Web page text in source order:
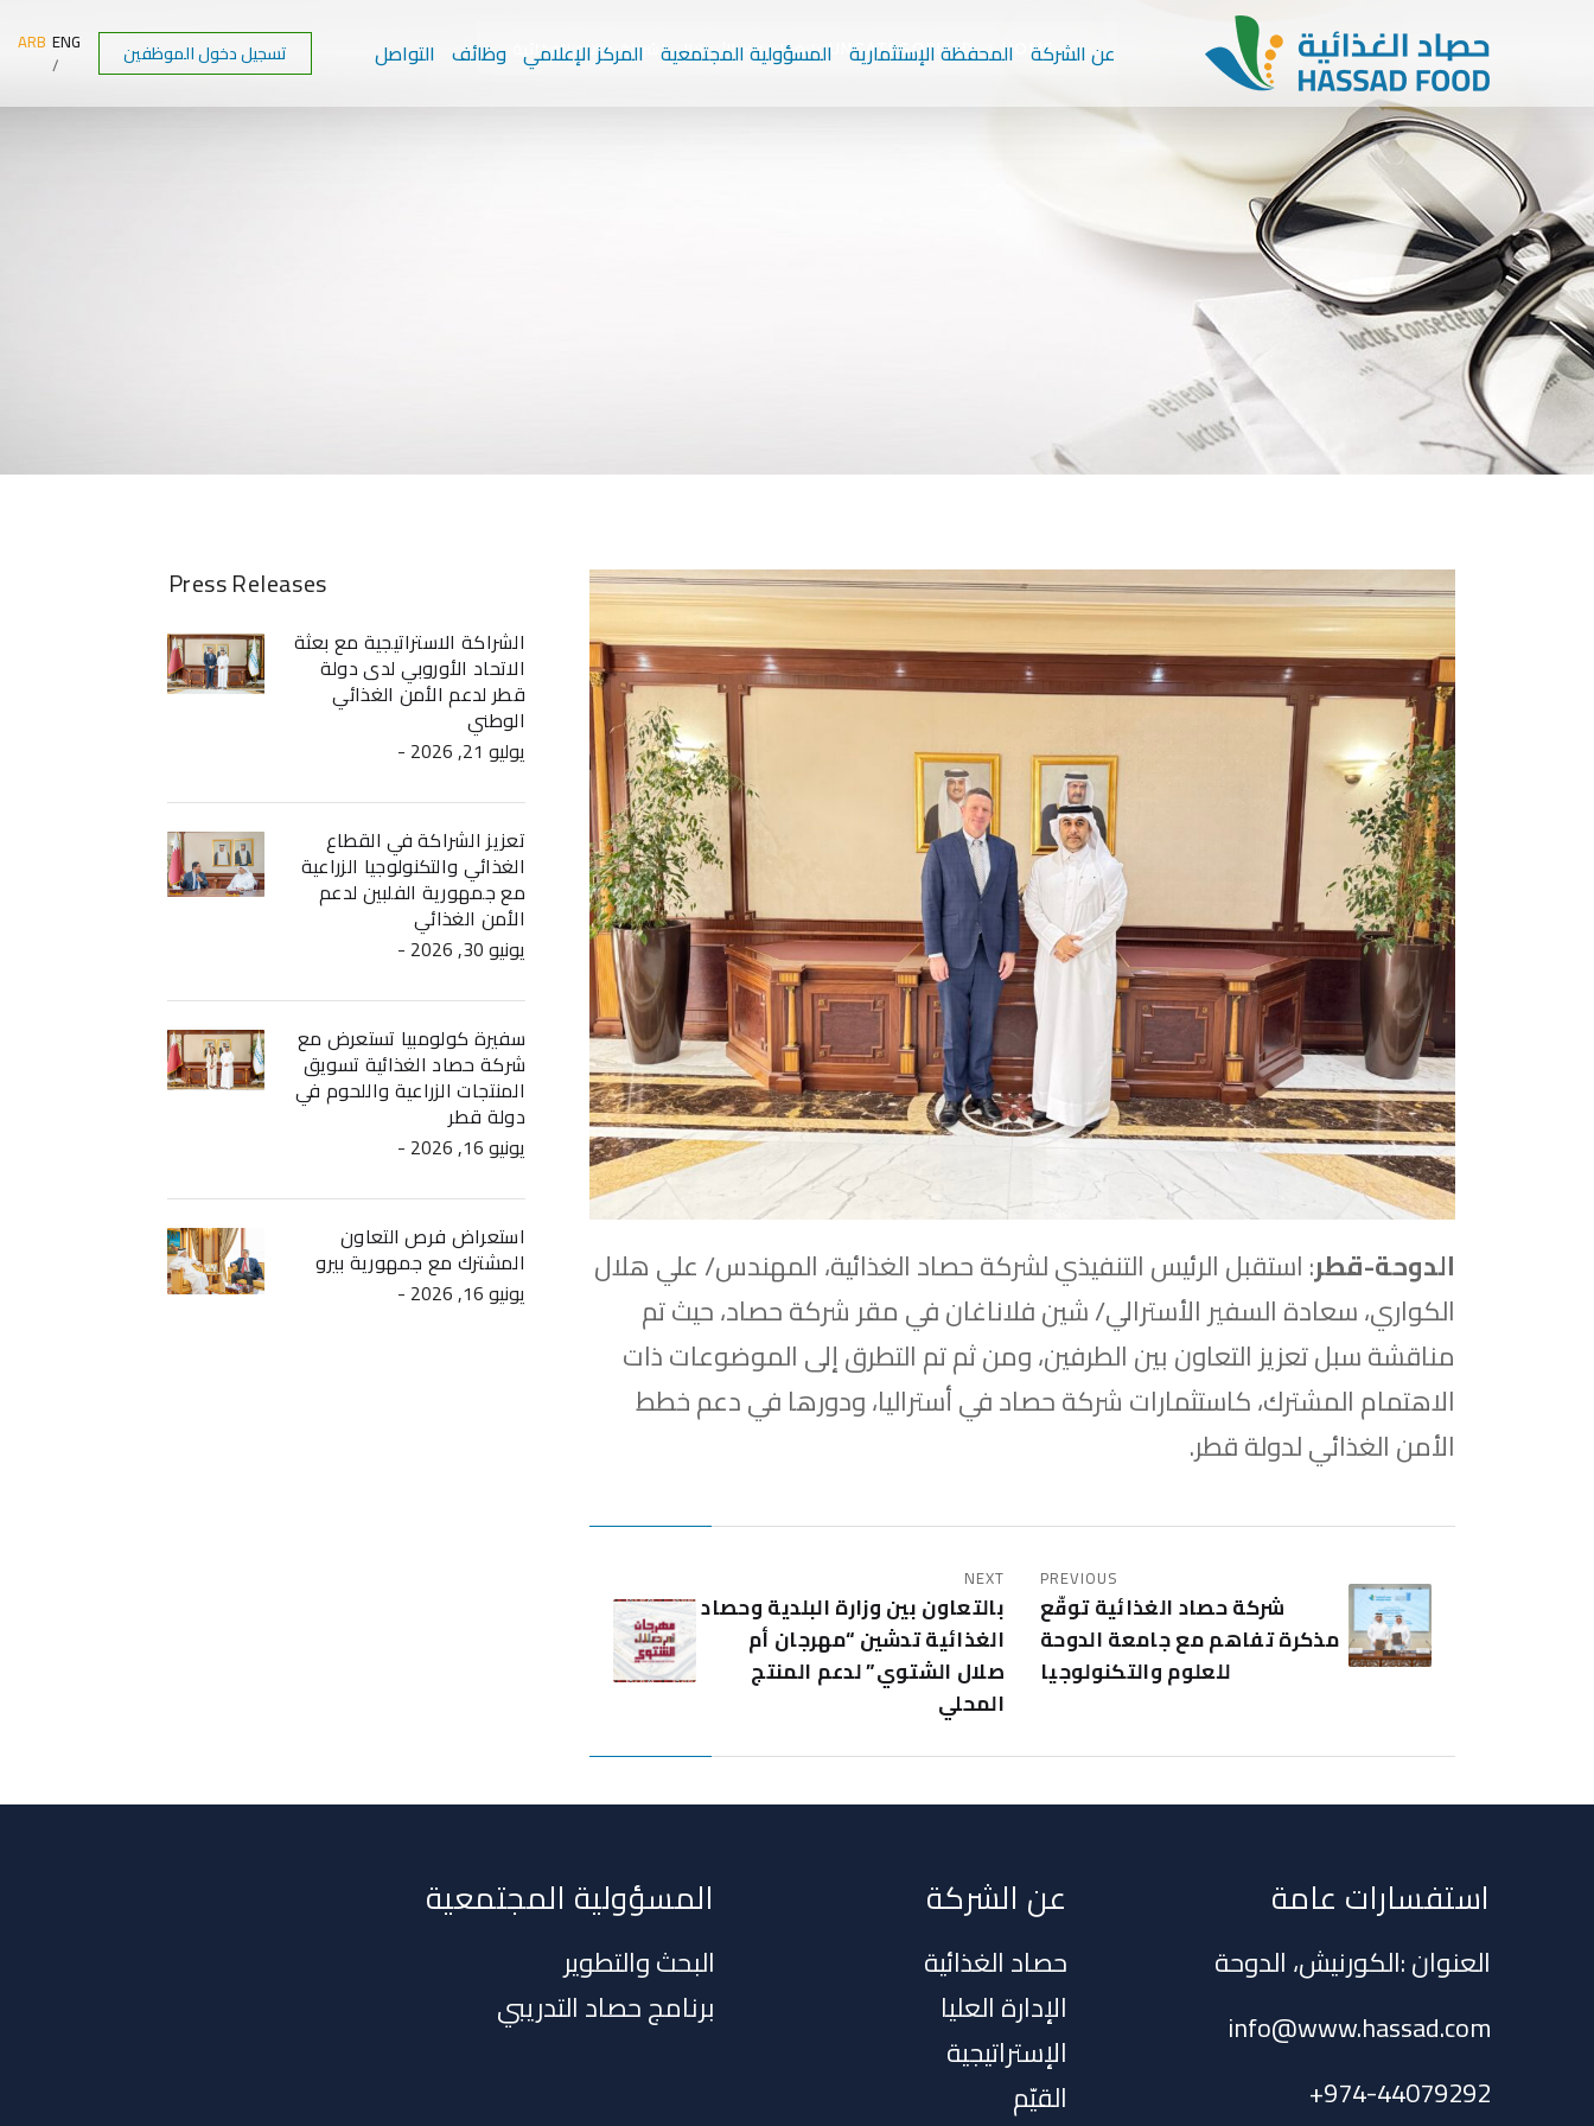
التواصل وظائف المركز الإعلامي المسؤولية المجتمعية المحفظة الإستثمارية عن الشركة تسجيل دخول الموظفين ENG
ARB HOME
UNCATEGORIZEDزيارة السفير الأسترالي لشركة حصاد الغذائية
الدوحة-قطر: استقبل الرئيس التنفيذي لشركة حصاد الغذائية، المهندس/ علي هلال
الكواري، سعادة السفير الأسترالي/ شين فلاناغان في مقر شركة حصاد، حيث تم
مناقشة سبل تعزيز التعاون بين الطرفين، ومن ثم تم التطرق إلى الموضوعات ذات
الاهتمام المشترك، كاستثمارات شركة حصاد في أستراليا، ودورها في دعم خطط
الأمن الغذائي لدولة قطر.
PREVIOUS
شركة حصاد الغذائية توقّع
مذكرة تفاهم مع جامعة الدوحة
للعلوم والتكنولوجيا
NEXT
بالتعاون بين وزارة البلدية وحصاد
الغذائية تدشين “مهرجان أم
صلال الشتوي” لدعم المنتج
المحلي
Press Releases
الشراكة الاستراتيجية مع بعثة
الاتحاد الأوروبي لدى دولة
قطر لدعم الأمن الغذائي
الوطني
- يوليو 21, 2026
تعزيز الشراكة في القطاع
الغذائي والتكنولوجيا الزراعية
مع جمهورية الفلبين لدعم
الأمن الغذائي
- يونيو 30, 2026
سفيرة كولومبيا تستعرض مع
شركة حصاد الغذائية تسويق
المنتجات الزراعية واللحوم في
دولة قطر
- يونيو 16, 2026
استعراض فرص التعاون
المشترك مع جمهورية بيرو
- يونيو 16, 2026
استفسارات عامة
العنوان :الكورنيش، الدوحة
info@www.hassad.com
974-44079292
+
عن الشركة
حصاد الغذائية
الإدارة العليا
الإستراتيجية
القيّم
المسؤولية المجتمعية
البحث والتطوير
برنامج حصاد التدريبي